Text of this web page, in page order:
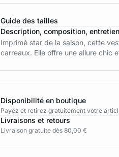
Guide des tailles
Description, composition,
Imprimé star de la saison, cette
carreaux. Elle offre une allure chic
Disponibilité en boutique
Payez et retirez gratuitement votre
Livraisons et retours
Livraison gratuite dès 80,00 €